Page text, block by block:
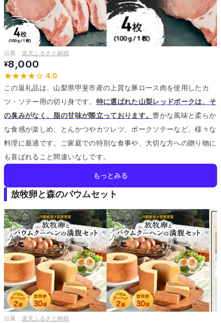
出展： 楽天ふるさと納税
¥8,000
4.0
この返礼品は、山梨県甲斐市産の上質な豚ロース肉を使用したカ
ツ・ソテー用の切り身です。 特に選ばれた山梨レッドポークは、そ
の臭みがなく、脂の甘味が際立っております。 豊かな風味と柔らか
な食感が楽しめ、とんかつやカツレツ、ポークソテーなど、様々な
料理に最適です。
ご家庭での特別な食事や、大切な方への贈り物に
も喜ばれること間違いなしです。
もっとみる
放牧卵と森のバウムセット
出展： 楽天ふるさと納税